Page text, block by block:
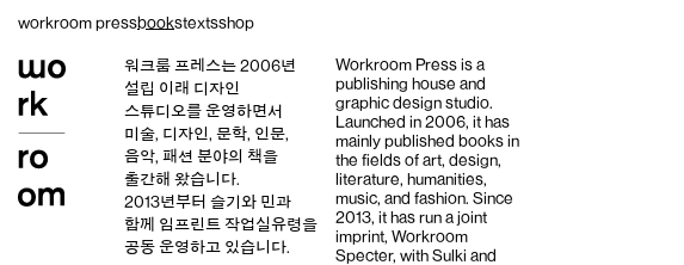
workroom pressbookstextsshop
워크룸 프레스는 2006년
설립 이래 디자인
스튜디오를 운영하면서
미술, 디자인, 문학, 인문,
음악, 패션 분야의 책을
출간해 왔습니다.
2013년부터 슬기와 민과
함께 임프린트 작업실유령을
공동 운영하고 있습니다.
Workroom Press is a
publishing house and
graphic design studio.
Launched in 2006, it has
mainly published books in
the fields of art, design,
literature, humanities,
music, and fashion. Since
2013, it has run a joint
imprint, Workroom
Specter, with Sulki and